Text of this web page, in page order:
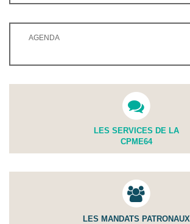
AGENDA
LES SERVICES DE LA
CPME64
LES MANDATS PATRONAUX